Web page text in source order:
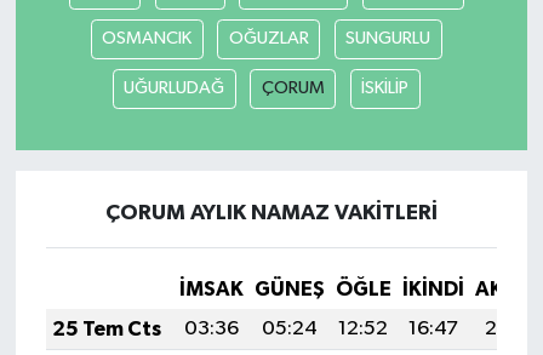
OSMANCIK OĞUZLAR SUNGURLU
UĞURLUDAĞ ÇORUM İSKİLİP
ÇORUM AYLIK NAMAZ VAKITLERI
İMSAK GÜNEŞ ÖĞLE İKINDI
25 Tem Cts
03:36 05:24 12:52 16:47
20:10